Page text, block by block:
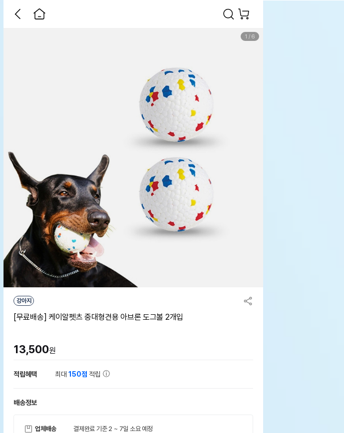
1 / 6
강아지
[무료배송] 케이알펫츠 중대형견용 아브론 도그볼 2개입
13,500원
적립혜택 최대150점 적립
배송정보
업체배송 결제완료 기준 2 ~ 7일 소요 예정